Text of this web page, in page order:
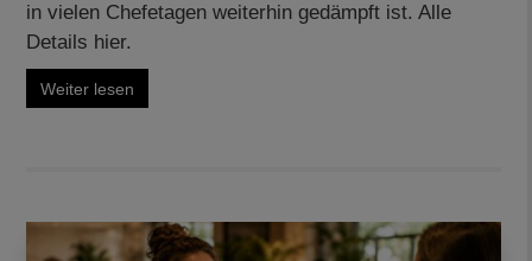
in vielen Chefetagen weiterhin gedämpft ist. Alle
Details hier.
Weiter lesen